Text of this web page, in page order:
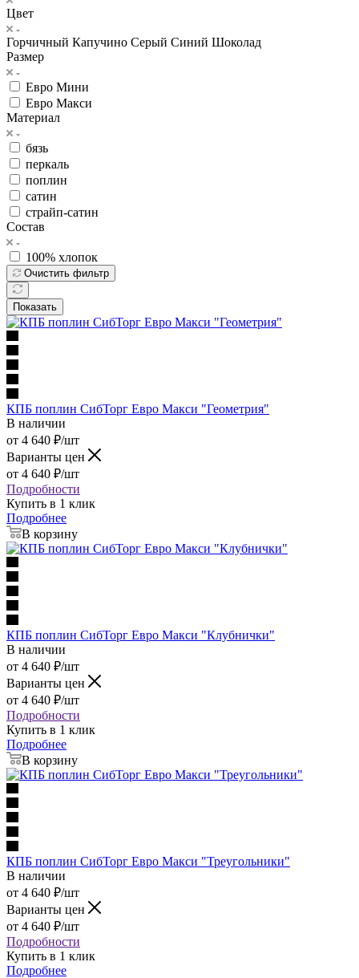
Цвет
Горчичный Капучино Серый Синий Шоколад
Размер
Евро Мини
Евро Макси
Материал
бязь
перкаль
поплин
сатин
страйп-сатин
Состав
100% хлопок
Очистить фильтр
Показать
КПБ поплин СибТорг Евро Макси "Геометрия"
В наличии
от 4 640 ₽/шт
Варианты цен
от 4 640 ₽/шт
Подробности
Купить в 1 клик
Подробнее
В корзину
КПБ поплин СибТорг Евро Макси "Клубнички"
В наличии
от 4 640 ₽/шт
Варианты цен
от 4 640 ₽/шт
Подробности
Купить в 1 клик
Подробнее
В корзину
КПБ поплин СибТорг Евро Макси "Треугольники"
В наличии
от 4 640 ₽/шт
Варианты цен
от 4 640 ₽/шт
Подробности
Купить в 1 клик
Подробнее